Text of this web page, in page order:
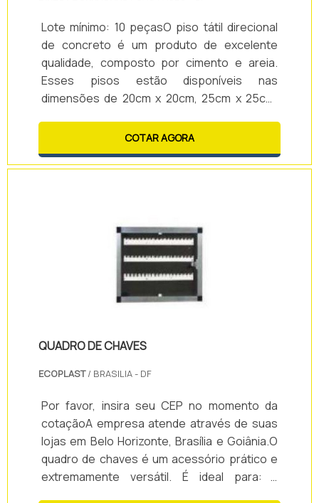
Lote mínimo: 10 peçasO piso tátil direcional
de concreto é um produto de excelente
qualidade, composto por cimento e areia.
Esses pisos estão disponíveis nas
dimensões de 20cm x 20cm, 25cm x 25cm,
amarelo, vermelho, preto e cinza, escolhidas
de acordo com a preferência de cada cliente.
Para a aquisição de piso tátil direcional
analisados com atenção.CARACTERÍSTICAS
DO PISO TÁTIL .
COTAR AGORA
QUADRO DE CHAVES
ECOPLAST/ BRASILIA - DF
Por favor, insira seu CEP no momento da
cotaçãoA empresa atende através de suas
lojas em Belo Horizonte, Brasília e Goiânia.O
quadro de chaves é um acessório prático e
extremamente versátil. É ideal para: -